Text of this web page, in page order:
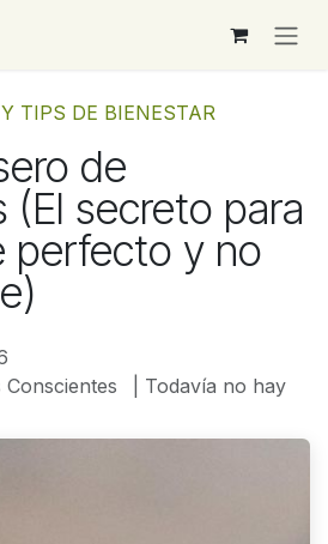
TIPS DE BIENESTAR
de
(El secreto para
perfecto y no
| Todavía no hay